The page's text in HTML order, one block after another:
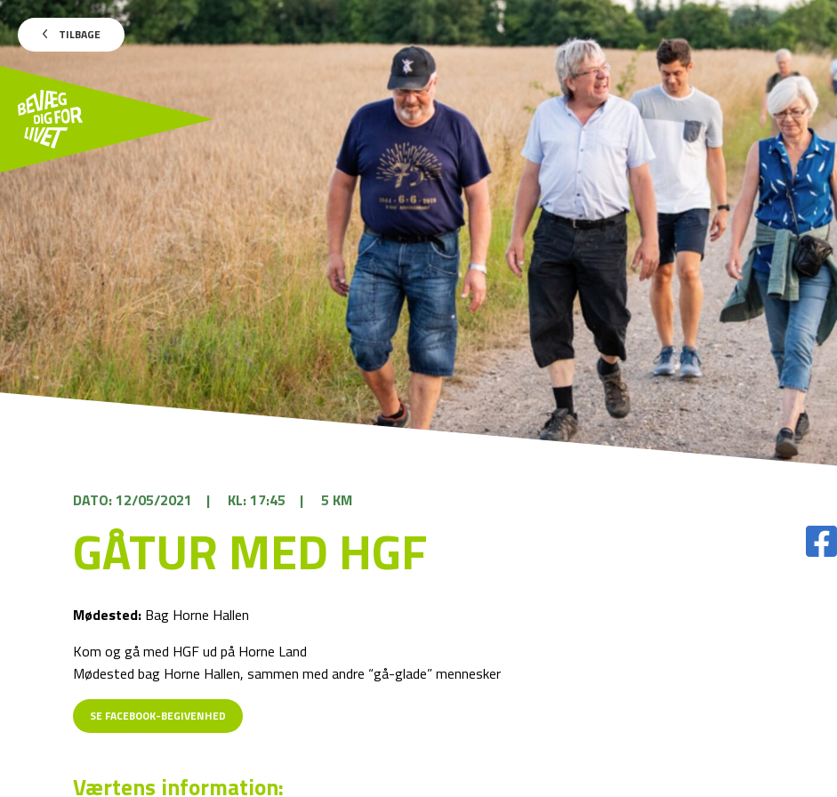
TILBAGE
DATO: 12/05/2021 | KL: 17:45 | 5 KM
GÅTUR MED HGF
Mødested: Bag Horne Hallen
Kom og gå med HGF ud på Horne Land
Mødested bag Horne Hallen, sammen med andre “gå-glade” mennesker
SE FACEBOOK-BEGIVENHED
Værtens information: